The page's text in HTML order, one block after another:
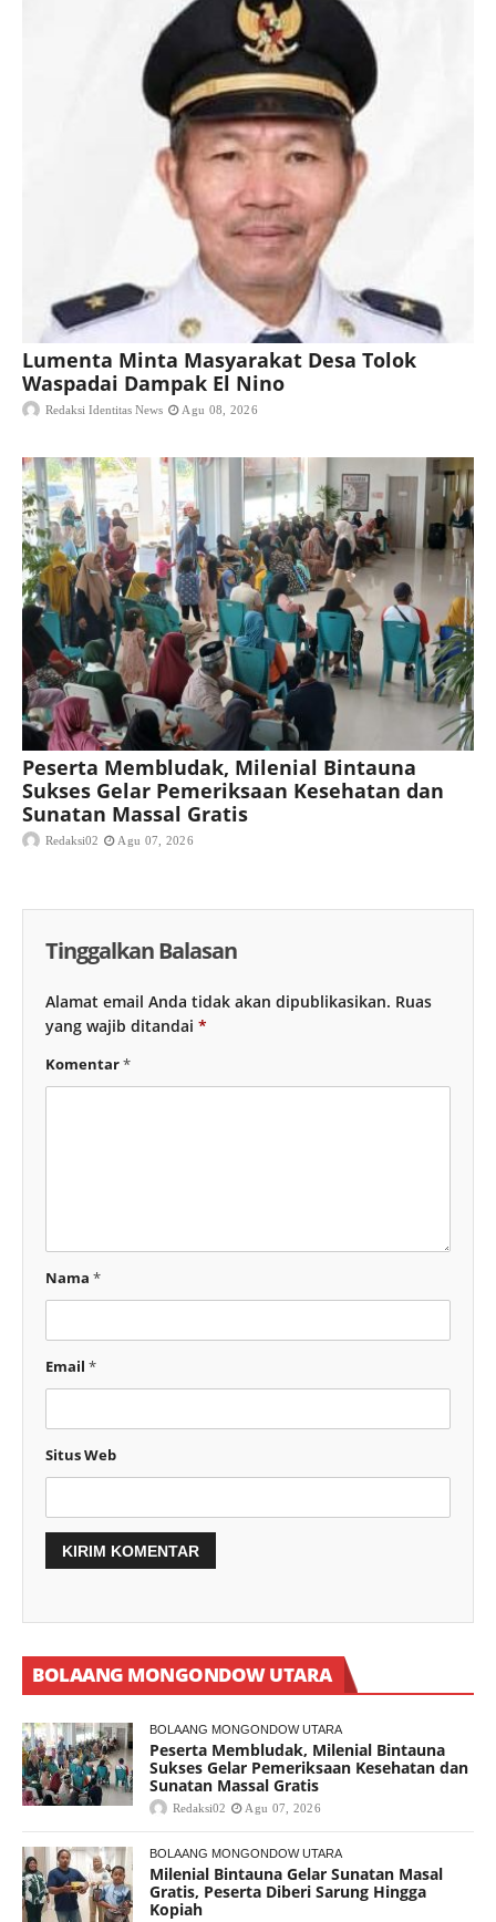
Lumenta Minta Masyarakat Desa Tolok
Waspadai Dampak El Nino
Redaksi Identitas News Agu 08, 2026
Peserta Membludak, Milenial Bintauna
Sukses Gelar Pemeriksaan Kesehatan dan
Sunatan Massal Gratis
Redaksi02 Agu 07, 2026
Tinggalkan Balasan
Alamat email Anda tidak akan dipublikasikan. Ruas
yang wajib ditandai *
Komentar*
Nama *
Email *
Situs Web
BOLAANG MONGONDOW UTARA
BOLAANG MONGONDOW UTARA
Peserta Membludak, Milenial Bintauna
Sukses Gelar Pemeriksaan Kesehatan dan
Sunatan Massal Gratis
Redaksi02 Agu 07, 2026
BOLAANG MONGONDOW UTARA
Milenial Bintauna Gelar Sunatan Masal
Gratis, Peserta Diberi Sarung Hingga
Kopiah